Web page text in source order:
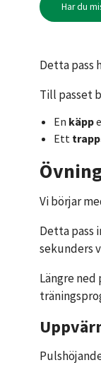
Har du
Detta pass
Till passet
En käpp
Ett
Vi börjar
Detta pass
sekunders
Längre